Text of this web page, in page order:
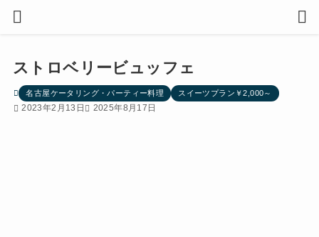
ストロベリービュッフェ
名古屋ケータリング・パーティー料理 スイーツプラン￥2,000～
2023年2月13日 2025年8月17日